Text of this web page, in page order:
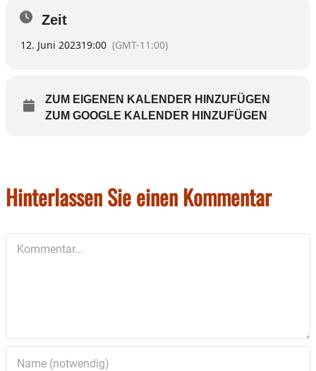
Zeit
12. Juni 202319:00 (GMT-11:00)
ZUM EIGENEN KALENDER HINZUFÜGEN
ZUM GOOGLE KALENDER HINZUFÜGEN
Hinterlassen Sie einen Kommentar